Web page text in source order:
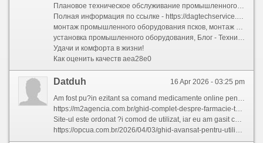
Плановое техническое обслуживание промышленного оборудования является важной частью эксплуатации. Оно включает диагностику, профилактику и замену изношенных компонентов, что помогает избежать дорогостоящих ремонтов и остановок производства.
Полная информация по ссылке - https://dagtechservice.ru/blog/
монтаж промышленного оборудования псков, монтаж промышленного оборудования Россия, схемы монтажа промышленного оборудования
установка промышленного оборудования, Блог - Технический сервис, монтаж тяжелого промышленного оборудования
Удачи и комфорта в жизни!
Как оценить качеств aea28e0
16 Apr 2026 - 03:25 pm
Datduh
https://m2agencia.com.br/ghid-complet-despre-farmacie-tot-ce-trebuie-s-tii/
Site-ul este ordonat ?i comod de utilizat, iar eu am gasit ce aveam nevoie in doar cateva clicuri. Ei au cerut o re?eta valida valabila, ceea ce m-a lini?tit sa ma cred protejat ?i asigurat ca fiecare detaliu a fost legal.
https://opcua.com.br/2026/04/03/ghid-avansat-pentru-utilizarea-eficient-a-3/